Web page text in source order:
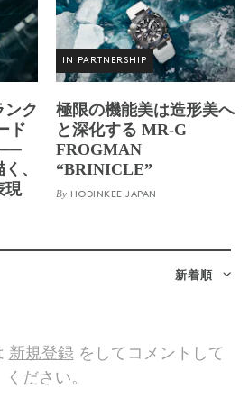
ンク
ド
、
現
IN PARTNERSHIP
極限の機能美は造形美へ
と深化する MR-G
FROGMAN
“BRINICLE”
By HODINKEE JAPAN
新着順
新規登録をしてコメントして
ください。